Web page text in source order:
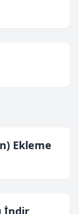
Ekleme
İndir